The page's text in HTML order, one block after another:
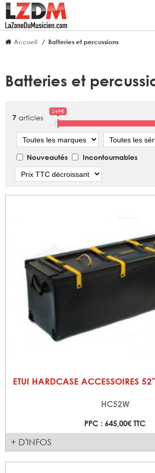
Accueil Batteries et percussions
Batteries et
7 articles
249€
Marque Série
Nouveautés
Incontournables
ETUI HARDCASE ACCESSOIRES
HC52W
PPC : 645,00€ TTC
+ D'INFOS